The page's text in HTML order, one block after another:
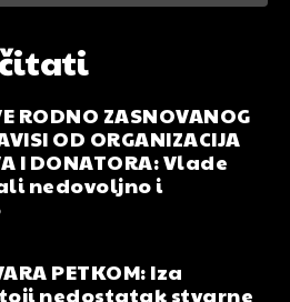
RODNO ZASNOVANOG
OD ORGANIZACIJA
I DONATORA: Vlade
nedovoljno i
PETKOM: Iza
nedostatak stvarne